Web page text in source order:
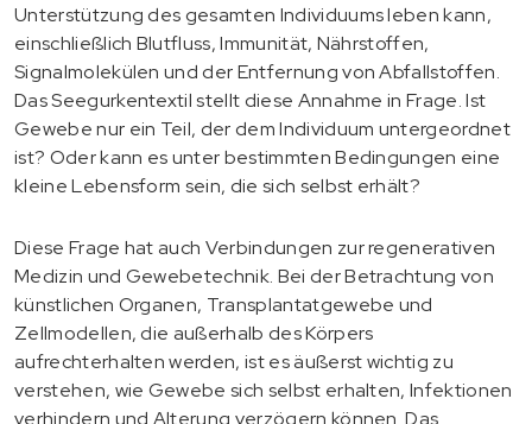
Unterstützung des gesamten Individuums leben kann,
einschließlich Blutfluss, Immunität, Nährstoffen,
Signalmolekülen und der Entfernung von Abfallstoffen.
Das Seegurkentextil stellt diese Annahme in Frage. Ist
Gewebe nur ein Teil, der dem Individuum untergeordnet
ist? Oder kann es unter bestimmten Bedingungen eine
kleine Lebensform sein, die sich selbst erhält?
Diese Frage hat auch Verbindungen zur regenerativen
Medizin und Gewebetechnik. Bei der Betrachtung von
künstlichen Organen, Transplantatgewebe und
Zellmodellen, die außerhalb des Körpers
aufrechterhalten werden, ist es äußerst wichtig zu
verstehen, wie Gewebe sich selbst erhalten, Infektionen
verhindern und Alterung verzögern können. Das